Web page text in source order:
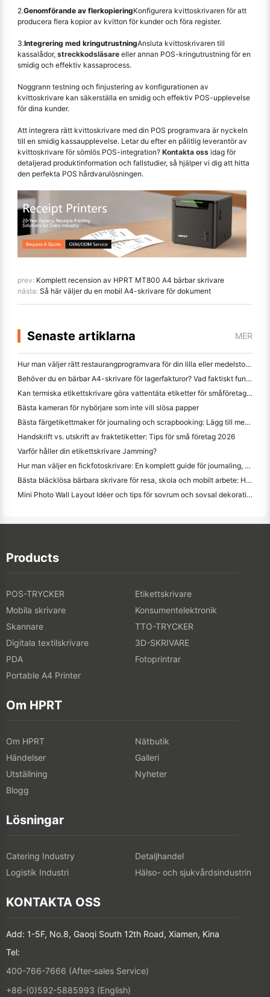
2.Genomförande av flerkopieringKonfigurera kvittoskrivaren för att
producera flera kopior av kvitton för kunder och föra register.
3.Integrering med kringutrustningAnsluta kvittoskrivaren till
kassalådor, streckkodsläsare eller annan POS-kringutrustning för en
smidig och effektiv kassaprocess.
Noggrann testning och finjustering av konfigurationen av
kvittoskrivare kan säkerställa en smidig och effektiv POS-upplevelse
för dina kunder.
Att integrera rätt kvittoskrivare med din POS programvara är nyckeln
till en smidig kassaupplevelse. Letar du efter en pålitlig leverantör av
kvittoskrivare för sömlös POS-integration? Kontakta oss idag för
detaljerad produktinformation och fallstudier, så hjälper vi dig att hitta
den perfekta POS hårdvarulösningen.
prev: Komplett recension av HPRT MT800 A4 bärbar skrivare
nästa: Så här väljer du en mobil A4-skrivare för dokument
Senaste artiklarna MER
Hur man väljer rätt restaurangprogramvara för din lilla eller medelstora restaurang
Behöver du en bärbar A4-skrivare för lagerfakturor? Vad faktiskt fungerar
Kan termiska etikettskrivare göra vattentäta etiketter för småföretagsprodukter?
Bästa kameran för nybörjare som inte vill slösa papper
Bästa färgetikettmaker för journaling och scrapbooking: Lägg till mer färg på varje sida
Handskrift vs. utskrift av fraktetiketter: Tips för små företag 2026
Varför håller din etikettskrivare Jamming?
Hur man väljer en fickfotoskrivare: En komplett guide för journaling, resor och iPhone-användare
Bästa bläcklösa bärbara skrivare för resa, skola och mobilt arbete: Hanin MT620 Pro Review
Mini Photo Wall Layout Idéer och tips för sovrum och sovsal dekoration
Products
POS-TRYCKER
Etikettskrivare
Mobila skrivare
Konsumentelektronik
Skannare
TTO-TRYCKER
Digitala textilskrivare
3D-SKRIVARE
PDA
Fotoprintrar
Portable A4 Printer
Om HPRT
Om HPRT
Nätbutik
Händelser
Galleri
Utställning
Nyheter
Blogg
Lösningar
Catering Industry
Detaljhandel
Logistik Industri
Hälso- och sjukvårdsindustrin
KONTAKTA OSS
Add: 1-5F, No.8, Gaoqi South 12th Road, Xiamen, Kina
Tel:
400-766-7666 (After-sales Service)
+86-(0)592-5885993 (English)